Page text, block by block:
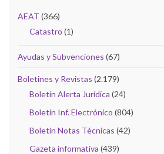
AEAT (366)
Catastro (1)
Ayudas y Subvenciones (67)
Boletines y Revistas (2.179)
Boletín Alerta Jurídica (24)
Boletín Inf. Electrónico (804)
Boletín Notas Técnicas (42)
Gazeta informativa (439)